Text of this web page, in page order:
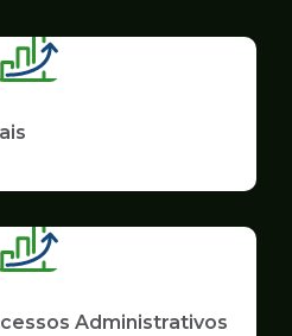
Administrativos